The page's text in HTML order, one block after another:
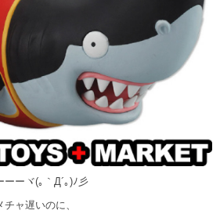
ーヾ(｡｀Д´｡)ﾉ彡
ャ遅いのに、